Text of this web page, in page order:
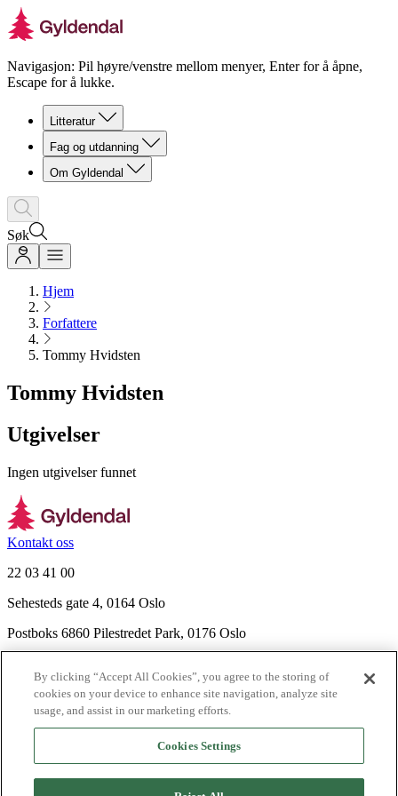
Navigasjon: Pil høyre/venstre mellom menyer, Enter for å åpne,
Escape for å lukke.
Litteratur
Fag og utdanning
Om Gyldendal
Søk
Hjem
Forfattere
Tommy Hvidsten
Tommy Hvidsten
Utgivelser
Ingen utgivelser funnet
Kontakt oss
22 03 41 00
Sehesteds gate 4, 0164 Oslo
Postboks 6860 Pilestredet Park, 0176 Oslo
Nyhetsbrev
Ledige stillinger
Send inn manus
By clicking “Accept All Cookies”, you agree to the storing of
cookies on your device to enhance site navigation, analyze site
usage, and assist in our marketing efforts.
Cookies Settings